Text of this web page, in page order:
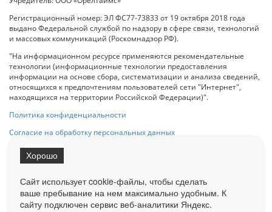
Регистрационный номер: ЭЛ ФС77-73833 от 19 октября 2018 года
выдано Федеральной службой по надзору в сфере связи, технологий
и массовых коммуникаций (Роскомнадзор РФ).
"На информационном ресурсе применяются рекомендательные
технологии (информационные технологии предоставления
информации на основе сбора, систематизации и анализа сведений,
относящихся к предпочтениям пользователей сети "Интернет",
находящихся на территории Российской Федерации)".
Политика конфиденциальности
Согласие на обработку персональных данных
на Сетевое издание «ОрелТаймс» обязательна.
Ограниченная статистика посещаемости доступна на сайте
Сайт использует cookie-файлы, чтобы сделать
ваше пребывание на нем максимально удобным. К
cайту подключен сервис веб-аналитики Яндекс.
Хорошо